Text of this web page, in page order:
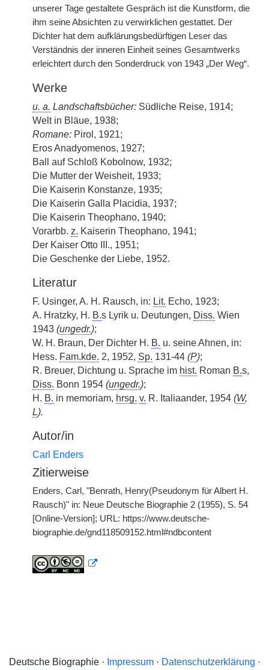
unserer Tage gestaltete Gespräch ist die Kunstform, die
ihm seine Absichten zu verwirklichen gestattet. Der
Dichter hat dem aufklärungsbedürftigen Leser das
Verständnis der inneren Einheit seines Gesamtwerks
erleichtert durch den Sonderdruck von 1943 „Der Weg“.
Werke
u. a. Landschaftsbücher: Südliche Reise, 1914;
Welt in Bläue, 1938;
Romane: Pirol, 1921;
Eros Anadyomenos, 1927;
Ball auf Schloß Kobolnow, 1932;
Die Mutter der Weisheit, 1933;
Die Kaiserin Konstanze, 1935;
Die Kaiserin Galla Placidia, 1937;
Die Kaiserin Theophano, 1940;
Vorarbb. z. Kaiserin Theophano, 1941;
Der Kaiser Otto III., 1951;
Die Geschenke der Liebe, 1952.
Literatur
F. Usinger, A. H. Rausch, in: Lit. Echo, 1923;
A. Hratzky, H. B.s Lyrik u. Deutungen, Diss. Wien
1943 (ungedr.);
W. H. Braun, Der Dichter H. B. u. seine Ahnen, in:
Hess. Fam.kde. 2, 1952, Sp. 131-44 (P);
R. Breuer, Dichtung u. Sprache im hist. Roman B.s,
Diss. Bonn 1954 (ungedr.);
H. B. in memoriam, hrsg. v. R. Italiaander, 1954 (W,
L).
Autor/in
Carl Enders
Zitierweise
Enders, Carl, "Benrath, Henry(Pseudonym für Albert H.
Rausch)" in: Neue Deutsche Biographie 2 (1955), S. 54
[Online-Version]; URL: https://www.deutsche-
biographie.de/gnd118509152.html#ndbcontent
Deutsche Biographie · Impressum· Datenschutzerklärung ·